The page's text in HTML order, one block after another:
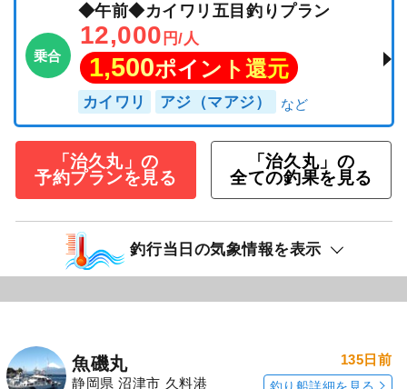
乗合
◆午前◆カイワリ五目釣りプラン
12,000 円/人
1,500ポイント還元
カイワリ アジ（マアジ）
「治久丸」の
予約プランを見る
「治久丸」の
全ての釣果を見る
釣行当日の気象情報を表示
魚磯丸
静岡県 沼津市 久料港
135日前